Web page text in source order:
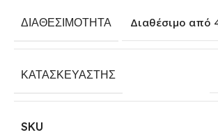
ΔΙΑΘΕΣΙΜΌΤΗΤΑ Διαθέσιμο από
ΚΑΤΑΣΚΕΥΑΣΤΉΣ
SKU